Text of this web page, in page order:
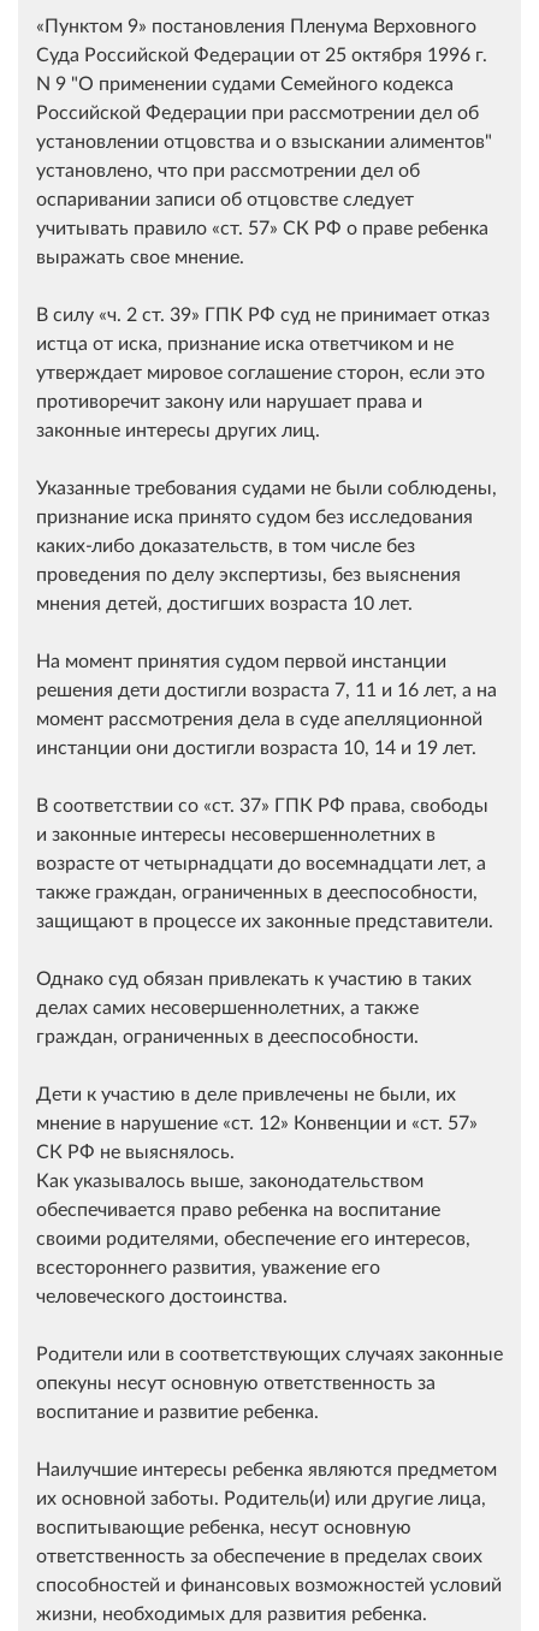
Пунктом 9
постановления Пленума Верховного
Суда Российской Федерации от 25 октября 1996 г.
N 9 "О применении судами Семейного кодекса
Российской Федерации при рассмотрении дел об
установлении отцовства и о взыскании алиментов"
установлено, что при рассмотрении дел об
оспаривании записи об отцовстве следует
учитывать правило ст. 57 СК РФ о праве ребенка
выражать свое мнение.
В силу ч. 2 ст. 39
ГПК РФ суд не принимает отказ
истца от иска, признание иска ответчиком и не
утверждает мировое соглашение сторон, если это
противоречит закону или нарушает права и
законные интересы других лиц.
Указанные требования судами не были соблюдены,
признание иска принято судом без исследования
каких-либо доказательств, в том числе без
проведения по делу экспертизы, без выяснения
мнения детей, достигших возраста 10 лет.
На момент принятия судом первой инстанции
решения дети достигли возраста 7, 11 и 16 лет, а на
момент рассмотрения дела в суде апелляционной
инстанции они достигли возраста 10, 14 и 19 лет.
В соответствии со ст. 37
ГПК РФ права, свободы
и законные интересы несовершеннолетних в
возрасте от четырнадцати до восемнадцати лет, а
также граждан, ограниченных в дееспособности,
защищают в процессе их законные представители.
Однако суд обязан привлекать к участию в таких
делах самих несовершеннолетних, а также
граждан, ограниченных в дееспособности.
Дети к участию в деле привлечены не были, их
мнение в нарушение ст. 12 Конвенции и
ст. 57
СК РФ не выяснялось.
Как указывалось выше, законодательством
обеспечивается право ребенка на воспитание
своими родителями, обеспечение его интересов,
всестороннего развития, уважение его
человеческого достоинства.
Родители или в соответствующих случаях законные
опекуны несут основную ответственность за
воспитание и развитие ребенка.
Наилучшие интересы ребенка являются предметом
их основной заботы. Родитель(и) или другие лица,
воспитывающие ребенка, несут основную
ответственность за обеспечение в пределах своих
способностей и финансовых возможностей условий
жизни, необходимых для развития ребенка.